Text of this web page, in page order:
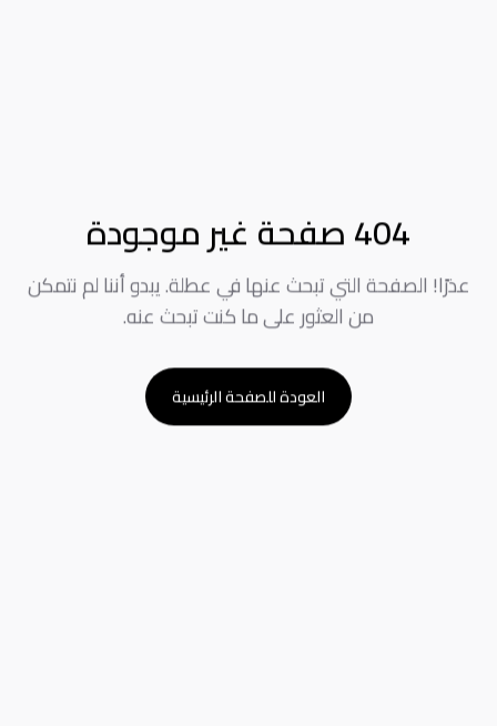
404 صفحة غير موجودة
عذرًا! الصفحة التي تبحث عنها في عطلة. يبدو أننا لم نتمكن
من العثور على ما كنت تبحث عنه.
العودة للصفحة الرئيسية